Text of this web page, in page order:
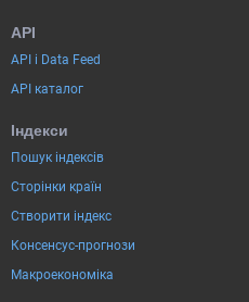
API
API і Data Feed
API каталог
Індекси
Пошук індексів
Сторінки країн
Створити індекс
Консенсус-прогнози
Макроекономіка